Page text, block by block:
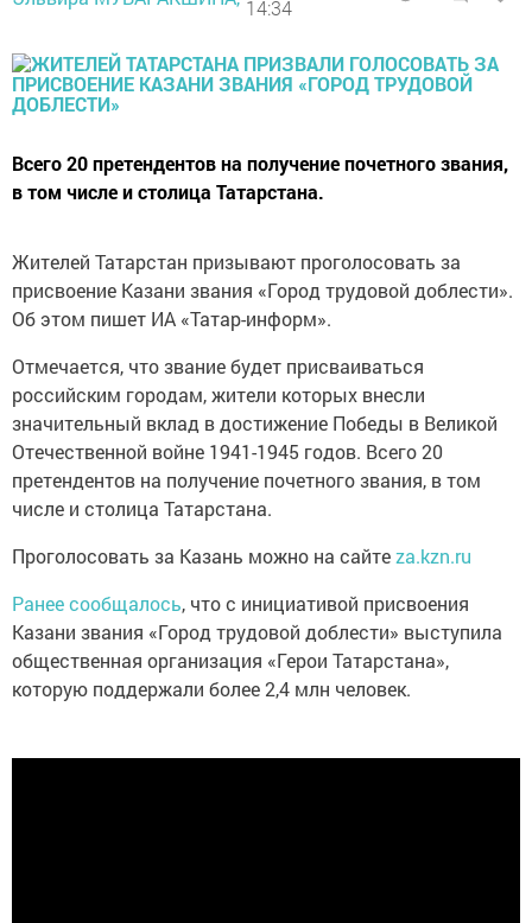
14:34
Всего 20 претендентов на получение почетного звания,
в том числе и столица Татарстана.
Жителей Татарстан призывают проголосовать за
присвоение Казани звания «Город трудовой доблести».
Об этом пишет ИА «Татар-информ».
Отмечается, что звание будет присваиваться
российским городам, жители которых внесли
значительный вклад в достижение Победы в Великой
Отечественной войне 1941-1945 годов. Всего 20
претендентов на получение почетного звания, в том
числе и столица Татарстана.
Проголосовать за Казань можно на сайтеza.kzn.ru
Ранее сообщалось, что с инициативой присвоения
Казани звания «Город трудовой доблести» выступила
общественная организация «Герои Татарстана»,
которую поддержали более 2,4 млн человек.